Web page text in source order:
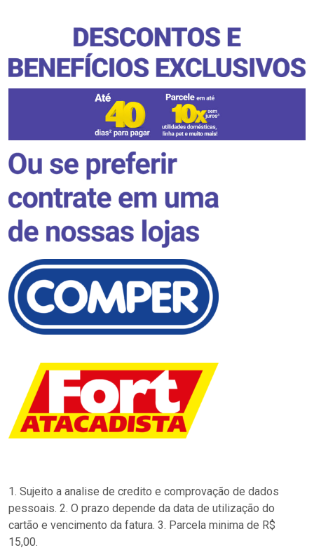
1. Sujeito a analise de credito e comprovação de dados
pessoais. 2. O prazo depende da data de utilização do
cartão e vencimento da fatura. 3. Parcela minima de R$
15,00.